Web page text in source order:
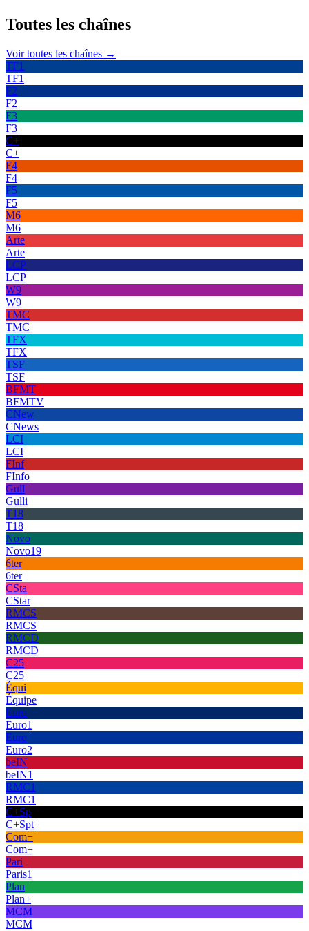
Toutes les chaînes
Voir toutes les chaînes →
TF1
TF1
F2
F2
F3
F3
C+
C+
F4
F4
F5
F5
M6
M6
Arte
Arte
LCP
LCP
W9
W9
TMC
TMC
TFX
TFX
TSF
TSF
BFMT
BFMTV
CNew
CNews
LCI
LCI
FInf
FInfo
Gull
Gulli
T18
T18
Novo
Novo19
6ter
6ter
CSta
CStar
RMCS
RMCS
RMCD
RMCD
C25
C25
Équi
Équipe
Euro
Euro1
Euro
Euro2
beIN
beIN1
RMC1
RMC1
C+Sp
C+Spt
Com+
Com+
Pari
Paris1
Plan
Plan+
MCM
MCM